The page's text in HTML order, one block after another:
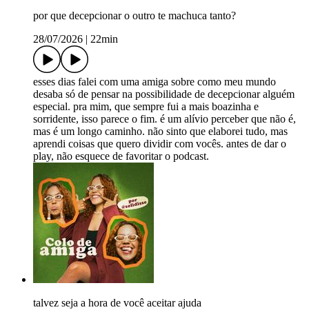
por que decepcionar o outro te machuca tanto?
28/07/2026
22min
esses dias falei com uma amiga sobre como meu mundo
desaba só de pensar na possibilidade de decepcionar alguém
especial. pra mim, que sempre fui a mais boazinha e
sorridente, isso parece o fim. é um alívio perceber que não é,
mas é um longo caminho. não sinto que elaborei tudo, mas
aprendi coisas que quero dividir com vocês. antes de dar o
play, não esquece de favoritar o podcast.
talvez seja a hora de você aceitar ajuda